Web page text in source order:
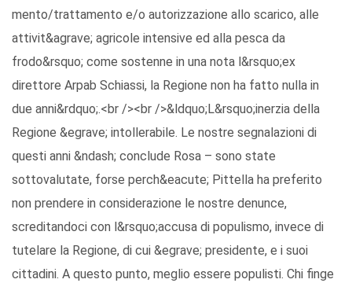
mento/trattamento e/o autorizzazione allo scarico, alle
attivit&agrave; agricole intensive ed alla pesca da
frodo&rsquo; come sostenne in una nota l&rsquo;ex
direttore Arpab Schiassi, la Regione non ha fatto nulla in
due anni&rdquo;.<br /><br />&ldquo;L&rsquo;inerzia della
Regione &egrave; intollerabile. Le nostre segnalazioni di
questi anni &ndash; conclude Rosa – sono state
sottovalutate, forse perch&eacute; Pittella ha preferito
non prendere in considerazione le nostre denunce,
screditandoci con l&rsquo;accusa di populismo, invece di
tutelare la Regione, di cui &egrave; presidente, e i suoi
cittadini. A questo punto, meglio essere populisti. Chi finge